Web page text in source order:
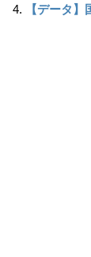
【データ】